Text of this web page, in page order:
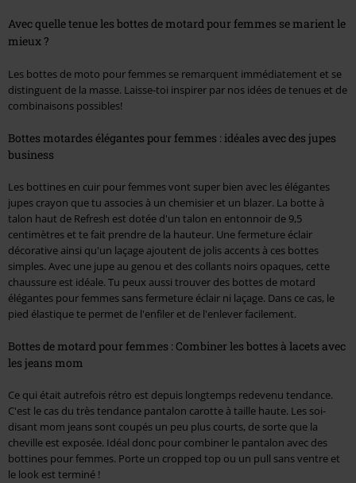
Avec quelle tenue les bottes de motard pour femmes se marient le
mieux ?
Les bottes de moto pour femmes se remarquent immédiatement et se
distinguent de la masse. Laisse-toi inspirer par nos idées de tenues et de
combinaisons possibles!
Bottes motardes élégantes pour femmes : idéales avec des jupes
business
Les bottines en cuir pour femmes vont super bien avec les élégantes
jupes crayon que tu associes à un chemisier et un blazer. La botte à
talon haut de Refresh est dotée d'un talon en entonnoir de 9,5
centimètres et te fait prendre de la hauteur. Une fermeture éclair
décorative ainsi qu'un laçage ajoutent de jolis accents à ces bottes
simples. Avec une jupe au genou et des collants noirs opaques, cette
chaussure est idéale. Tu peux aussi trouver des bottes de motard
élégantes pour femmes sans fermeture éclair ni laçage. Dans ce cas, le
pied élastique te permet de l'enfiler et de l'enlever facilement.
Bottes de motard pour femmes : Combiner les bottes à lacets avec
les jeans mom
Ce qui était autrefois rétro est depuis longtemps redevenu tendance.
C'est le cas du très tendance pantalon carotte à taille haute. Les soi-
disant mom jeans sont coupés un peu plus courts, de sorte que la
cheville est exposée. Idéal donc pour combiner le pantalon avec des
bottines pour femmes. Porte un cropped top ou un pull sans ventre et
le look est terminé !